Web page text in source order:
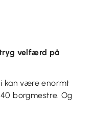
velfærd på
kan være enormt
borgmestre. Og